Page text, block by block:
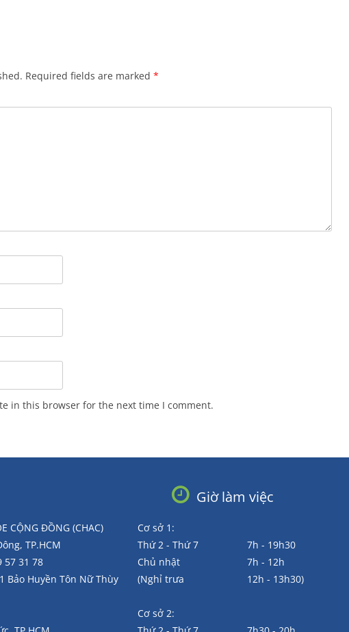
Required fields are marked*
in this browser for the next time I comment.
CỘNG ĐỒNG (CHAC)
TP.HCM
57 31 78
Bảo Huyền Tôn Nữ Thùy
Giờ làm việc
Cơ sở 1:
Thứ 2 - Thứ 7
7h - 19h30
Chủ nhật
7h - 12h
(Nghỉ trưa
12h - 13h30)
Cơ sở 2: